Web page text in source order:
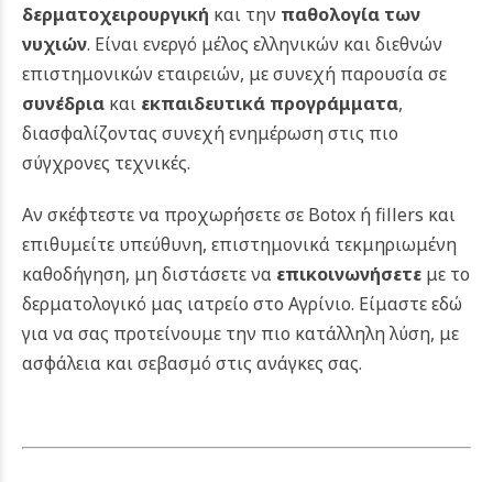
δερματοχειρουργική και την παθολογία των
νυχιών. Είναι ενεργό μέλος ελληνικών και διεθνών
επιστημονικών εταιρειών, με συνεχή παρουσία σε
συνέδρια και εκπαιδευτικά προγράμματα,
διασφαλίζοντας συνεχή ενημέρωση στις πιο
σύγχρονες τεχνικές.
Αν σκέφτεστε να προχωρήσετε σε Botox ή fillers και
επιθυμείτε υπεύθυνη, επιστημονικά τεκμηριωμένη
καθοδήγηση, μη διστάσετε να επικοινωνήσετε με το
δερματολογικό μας ιατρείο στο Αγρίνιο. Είμαστε εδώ
για να σας προτείνουμε την πιο κατάλληλη λύση, με
ασφάλεια και σεβασμό στις ανάγκες σας.